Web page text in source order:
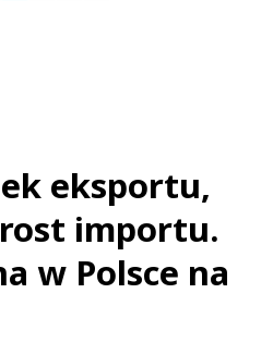
eksportu,
importu.
w Polsce na